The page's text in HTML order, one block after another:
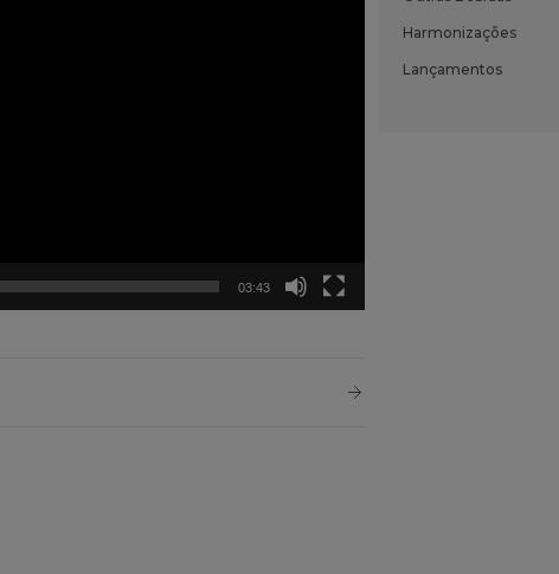
03:43
Harmonizações
Lançamentos